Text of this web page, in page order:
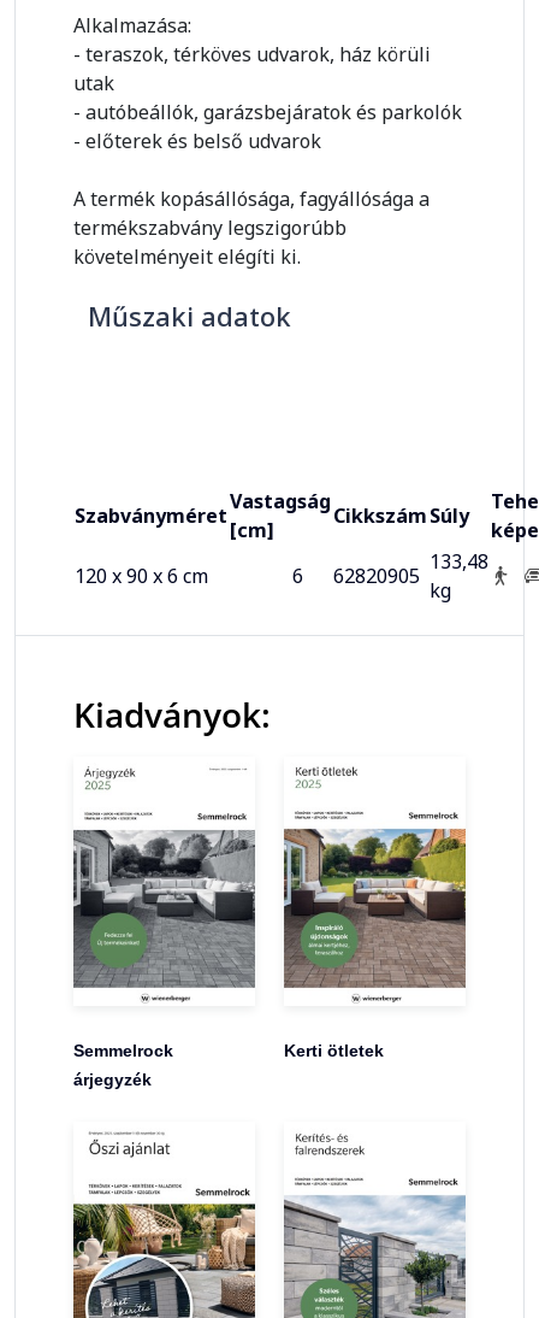
Alkalmazása:
- teraszok, térköves udvarok, ház körüli
utak
- autóbeállók, garázsbejáratok és parkolók
- előterek és belső udvarok
A termék kopásállósága, fagyállósága a
termékszabvány legszigorúbb
követelményeit elégíti ki.
Műszaki adatok
Szabványméret
Vastagság
[cm]
CikkszámSúly
120 x 90 x 6 cm
6 62820905
133,48
kg
Kiadványok:
Semmelrock
árjegyzék
Kerti ötletek